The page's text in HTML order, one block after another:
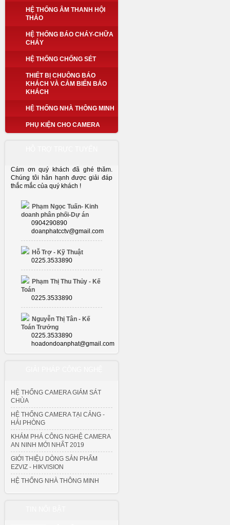
HỆ THỐNG ÂM THANH HỘI
THẢO
HỆ THỐNG BÁO CHÁY-CHỮA
CHÁY
HỆ THỐNG CHỐNG SÉT
THIẾT BỊ CHUÔNG BÁO
KHÁCH VÀ CẢM BIẾN BÁO
KHÁCH
HỆ THỐNG NHÀ THÔNG MINH
PHỤ KIỆN CHO CAMERA
Cám ơn quý khách đã ghé thăm.
Chúng tôi hân hạnh được giải đáp
thắc mắc của quý khách !
Phạm Ngọc Tuấn- Kinh
doanh phân phối-Dự án
0904290890
doanphatcctv@gmail.com
Hỗ Trợ - Kỹ Thuật
0225.3533890
Phạm Thị Thu Thủy - Kế
Toán
0225.3533890
Nguyễn Thị Tân - Kế
Toán Trưởng
0225.3533890
hoadondoanphat@gmail.com
HỆ THỐNG CAMERA GIÁM SÁT
CHÙA
HỆ THỐNG CAMERA TẠI CẢNG -
HẢI PHÒNG
KHÁM PHÁ CÔNG NGHỆ CAMERA
AN NINH MỚI NHẤT 2019
GIỚI THIỆU DÒNG SẢN PHẨM
EZVIZ - HIKVISION
HỆ THỐNG NHÀ THÔNG MINH